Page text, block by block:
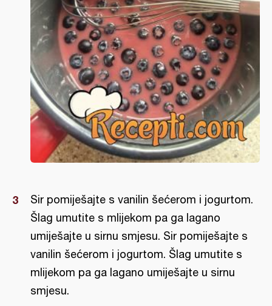
Sir pomiješajte s vanilin šećerom i jogurtom.
Šlag umutite s mlijekom pa ga lagano
umiješajte u sirnu smjesu. Sir pomiješajte s
vanilin šećerom i jogurtom. Šlag umutite s
mlijekom pa ga lagano umiješajte u sirnu
smjesu.